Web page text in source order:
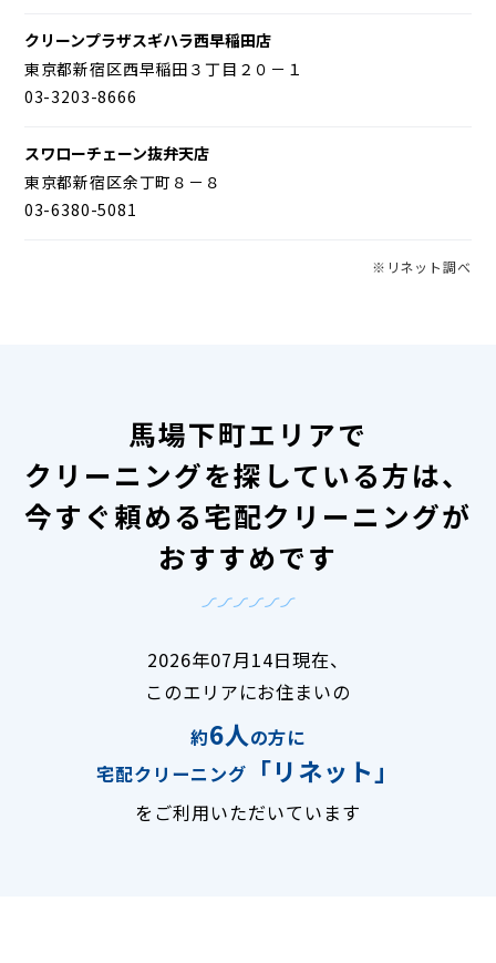
クリーンプラザスギハラ西早稲田店
東京都新宿区西早稲田３丁目２０－１
03-3203-8666
スワローチェーン抜弁天店
東京都新宿区余丁町８－８
03-6380-5081
※リネット調べ
馬場下町エリアで
クリーニングを探している方は、
今すぐ頼める宅配クリーニングが
おすすめです
2026年07月14日現在、
このエリアにお住まいの
約6人の方に
宅配クリーニング
「リネット」
をご利用いただいています